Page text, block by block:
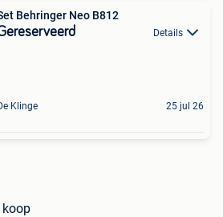
Behringer Neo B812
Details
Klinge 25 jul 26
koop